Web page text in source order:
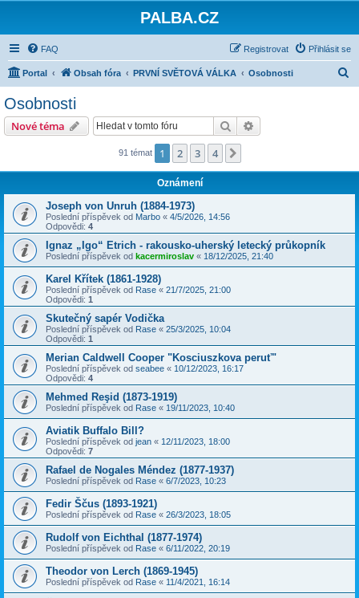
PALBA.CZ
FAQ Přihlásit se
Registrovat
Portal Obsah fóra PRVNÍ SVĚTOVÁ VÁLKA Osobnosti
Osobnosti
Nové téma Hledat
91 témat 1 2 3 4
Oznámení
Joseph von Unruh (1884-1973)
Poslední příspěvek od Marbo « 4/5/2026, 14:56
Odpovědi: 4
Ignaz „Igo“ Etrich - rakousko-uherský letecký průkopník
Poslední příspěvek od kacermiroslav « 18/12/2025, 21:40
Karel Křítek (1861-1928)
Poslední příspěvek od Rase « 21/7/2025, 21:00
Odpovědi: 1
Skutečný sapér Vodička
Poslední příspěvek od Rase « 25/3/2025, 10:04
Odpovědi: 1
Merian Caldwell Cooper "Kosciuszkova peruť"
Poslední příspěvek od seabee « 10/12/2023, 16:17
Odpovědi: 4
Mehmed Reşid (1873-1919)
Poslední příspěvek od Rase « 19/11/2023, 10:40
Aviatik Buffalo Bill?
Poslední příspěvek od jean « 12/11/2023, 18:00
Odpovědi: 7
Rafael de Nogales Méndez (1877-1937)
Poslední příspěvek od Rase « 6/7/2023, 10:23
Fedir Ščus (1893-1921)
Poslední příspěvek od Rase « 26/3/2023, 18:05
Rudolf von Eichthal (1877-1974)
Poslední příspěvek od Rase « 6/11/2022, 20:19
Theodor von Lerch (1869-1945)
Poslední příspěvek od Rase « 11/4/2021, 16:14